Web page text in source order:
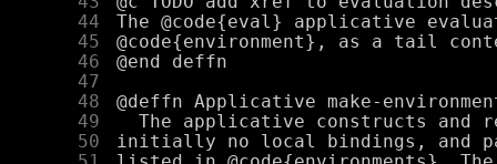
     44
     45
     46
     47
     48
     49
     50